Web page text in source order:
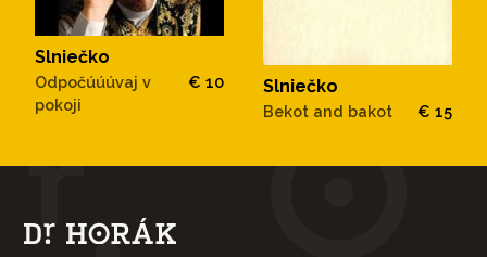
Slniečko
Odpočúúúvaj v
pokoji
€ 10 Slniečko
Bekot and bakot € 15